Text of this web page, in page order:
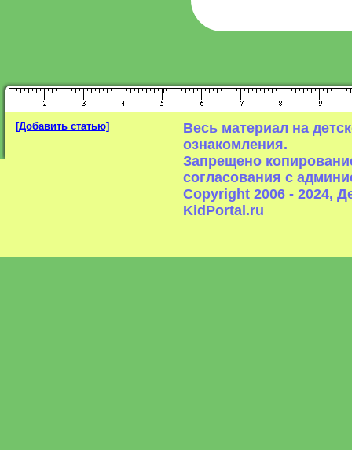
[Добавить статью]
Весь материал на
ознакомления.
Запрещено
согласования с
Copyright 2006 - 2024,
KidPortal.ru